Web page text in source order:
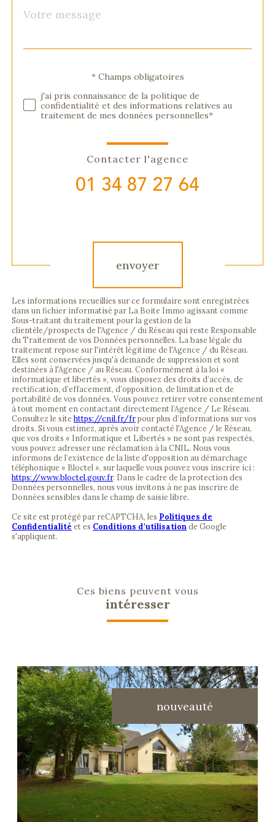
Fieldset
défaut
Message
*
Validation* Champs obligatoires
j'ai pris connaissance de la politique de
confidentialité et des informations relatives au
traitement de mes données personnelles*
Contacter l'agence
01 34 87 27 64
envoyer
Les informations recueillies sur ce formulaire sont enregistrées
dans un fichier informatisé par La Boite Immo agissant comme
Sous-traitant du traitement pour la gestion de la
clientèle/prospects de l'Agence / du Réseau qui reste Responsable
du Traitement de vos Données personnelles. La base légale du
traitement repose sur l'intérêt légitime de l'Agence / du Réseau.
Elles sont conservées jusqu'à demande de suppression et sont
destinées à l'Agence / au Réseau. Conformément à la loi «
informatique et libertés », vous disposez des droits d’accès, de
rectification, d’effacement, d’opposition, de limitation et de
portabilité de vos données. Vous pouvez retirer votre consentement
à tout moment en contactant directement l’Agence / Le Réseau.
Consultez le sitehttps://cnil.fr/frpour plus d’informations sur vos
droits. Si vous estimez, après avoir contacté l'Agence / le Réseau,
que vos droits « Informatique et Libertés » ne sont pas respectés,
vous pouvez adresser une réclamation à la CNIL. Nous vous
informons de l’existence de la liste d'opposition au démarchage
téléphonique « Bloctel », sur laquelle vous pouvez vous inscrire ici :
https://www.bloctel.gouv.fr. Dans le cadre de la protection des
Données personnelles, nous vous invitons à ne pas inscrire de
Données sensibles dans le champ de saisie libre.
Ce site est protégé par reCAPTCHA, les Politiques de
Confidentialité et es Conditions d'utilisationde Google
s'appliquent.
Ces biens peuvent vous
intéresser
nouveauté
voir le bien